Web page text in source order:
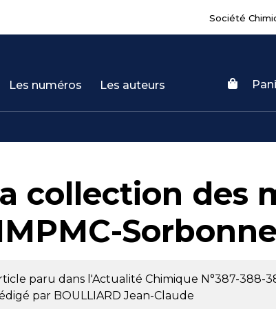
Société
Les numéros Les auteurs
collection des
Sorbonne
paru dans l'Actualité Chimique N°387-388-
par BOULLIARD Jean-Claude